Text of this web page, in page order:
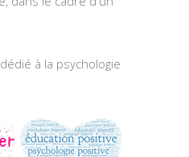
à la psychologie